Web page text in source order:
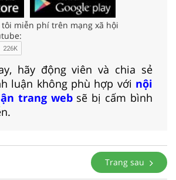
miễn phí trên mạng xã hội
hãy động viên và chia sẻ
luận không phù hợp với nội
trang websẽ bị cấm bình
Trang sau